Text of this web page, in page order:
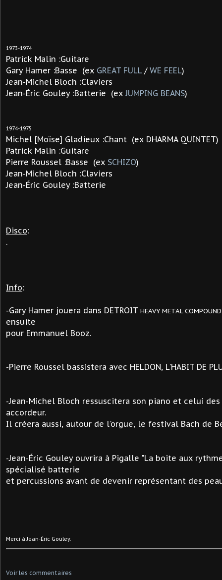
1973-1974
Patrick Malin :Guitare
Gary Hamer :Basse (ex GREAT FULL/ WE FEEL)
Jean-Michel Bloch :Claviers
Jean-Éric Gouley :Batterie (exJUMPING BEANS)
1974-1975
Michel [Moïse] Gladieux :Chant (ex DHARMA QUINTET)
Patrick Malin :Guitare
Pierre Roussel :Basse (ex SCHIZO)
Jean-Michel Bloch :Claviers
Jean-Éric Gouley :Batterie
Disco:
.
Info:
-Gary Hamer jouera dans DETROIT HEAVY METAL COMPOUND
ensuite
pour Emmanuel Booz.
-Pierre Roussel bassistera avec HELDON, L'HABIT DE
-Jean-Michel Bloch ressuscitera son piano et celui
accordeur.
Il créera aussi, autour de l'orgue, le festival Bach de
-Jean-Éric Gouley ouvrira à Pigalle "La boite aux
spécialisé batterie
et percussions avant de devenir représentant des
Merci à Jean-Éric Gouley.
Voir les commentaires